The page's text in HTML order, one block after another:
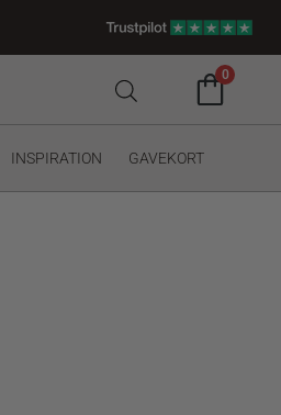
0
INSPIRATION GAVEKORT